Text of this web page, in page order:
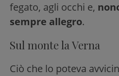
fegato, agli occhi e,
sempre allegro.
Sul monte la Verna
Ciò che lo poteva